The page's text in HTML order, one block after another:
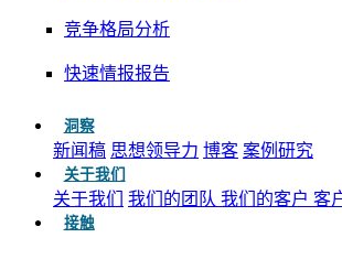
竞争格局分析
快速情报报告
洞察
新闻稿 思想领导力 博客 案例研究
关于我们
关于我们 我们的团队 我们的客户 客
接触